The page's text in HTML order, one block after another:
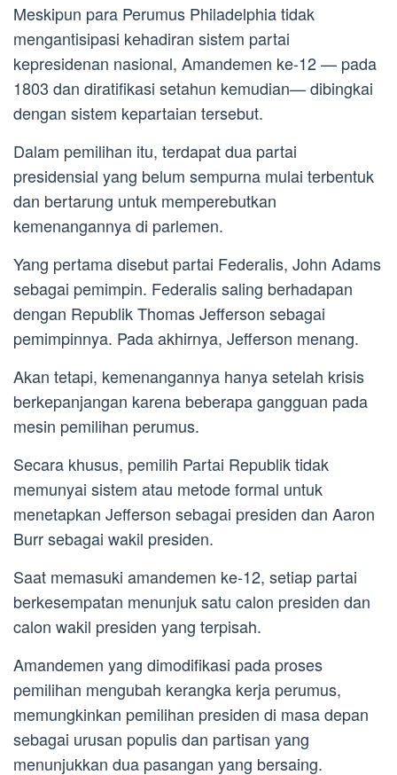
Meskipun para Perumus Philadelphia tidak
mengantisipasi kehadiran sistem partai
kepresidenan nasional, Amandemen ke-12 — pada
1803 dan diratifikasi setahun kemudian— dibingkai
dengan sistem kepartaian tersebut.
Dalam pemilihan itu, terdapat dua partai
presidensial yang belum sempurna mulai terbentuk
dan bertarung untuk memperebutkan
kemenangannya di parlemen.
Yang pertama disebut partai Federalis, John Adams
sebagai pemimpin. Federalis saling berhadapan
dengan Republik Thomas Jefferson sebagai
pemimpinnya. Pada akhirnya, Jefferson menang.
Akan tetapi, kemenangannya hanya setelah krisis
berkepanjangan karena beberapa gangguan pada
mesin pemilihan perumus.
Secara khusus, pemilih Partai Republik tidak
memunyai sistem atau metode formal untuk
menetapkan Jefferson sebagai presiden dan Aaron
Burr sebagai wakil presiden.
Saat memasuki amandemen ke-12, setiap partai
berkesempatan menunjuk satu calon presiden dan
calon wakil presiden yang terpisah.
Amandemen yang dimodifikasi pada proses
pemilihan mengubah kerangka kerja perumus,
memungkinkan pemilihan presiden di masa depan
sebagai urusan populis dan partisan yang
menunjukkan dua pasangan yang bersaing.